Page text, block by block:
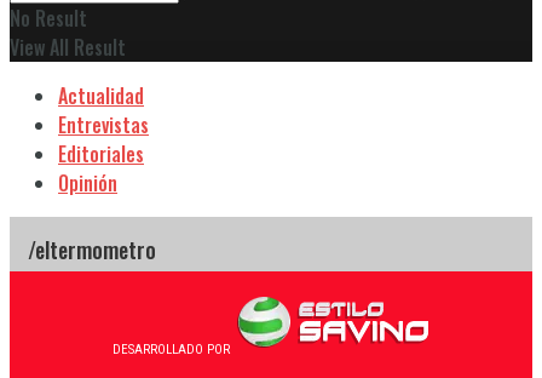
No Result
View All Result
Actualidad
Entrevistas
Editoriales
Opinión
DESARROLLADO POR